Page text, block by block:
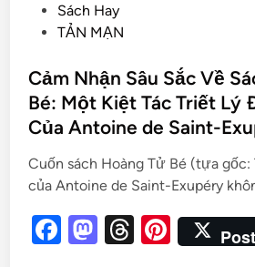
Sách Hay
TẢN MẠN
Cảm Nhận Sâu Sắc Về
Bé: Một Kiệt Tác Triết Lý
Của Antoine de Saint-
Cuốn sách Hoàng Tử Bé (tựa
của Antoine de Saint-Exupéry
F
M T
Pi
Post